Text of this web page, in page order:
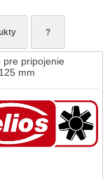
?
pre pripojenie
mm